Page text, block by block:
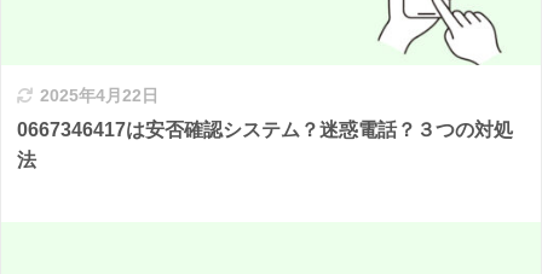
2025年4月22日
0667346417は安否確認システム？迷惑電話？３つの対処
法